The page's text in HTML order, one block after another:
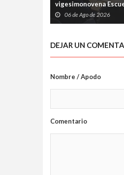
vigesimonovena
con una mesa
sobre pensamiento
06 de Ago de 2026
DEJAR UN
Nombre / Apodo
Comentario